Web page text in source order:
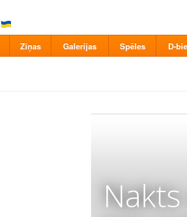
Ziņas Galerijas Spēles D-